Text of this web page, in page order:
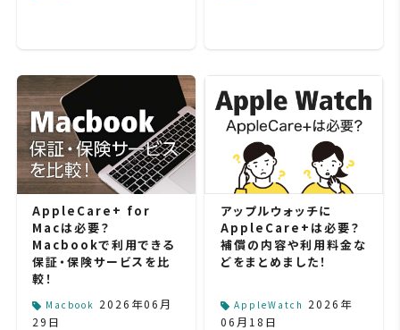
AppleCare+ for
Macは必要？
Macbookで利用できる
保証・保険サービスを比
較！
Macbook 2026年06月
29日
アップルウォッチに
AppleCare+は必要？
補償の内容や利用料金な
どをまとめました！
AppleWatch 2026年
06月18日